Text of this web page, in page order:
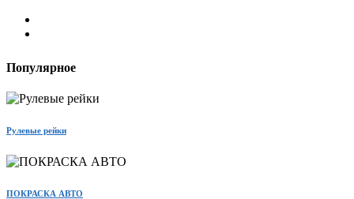
Популярное
Рулевые рейки
ПОКРАСКА АВТО